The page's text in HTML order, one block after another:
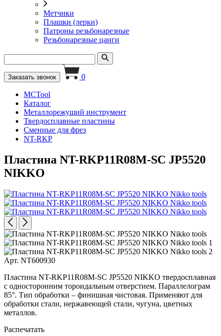
Метчики
Плашки (лерки)
Патроны резьбонарезные
Резьбонарезные цанги
Заказать звонок 0
MCTool
Каталог
Металлорежущий инструмент
Твердосплавные пластины
Сменные для фрез
NT-RKP
Пластина NT-RKP11R08M-SC JP5520
NIKKO
Арт. NT600930
Пластина NT-RKP11R08M-SC JP5520 NIKKO твердосплавная
с односторонним тороидальным отверстием. Параллелограм
85°. Тип обработки – финишная чистовая. Применяют для
обработки стали, нержавеющей стали, чугуна, цветных
металлов.
Распечатать